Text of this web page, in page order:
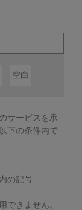
空白
サービスを承
下の条件内で
の記号
できません。